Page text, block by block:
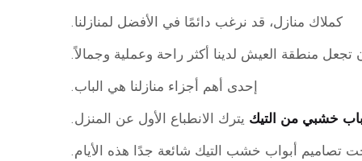
كملاك منازل، قد نرغب دائمًا في الأفضل لمنازلنا.
منطقة العيش لدينا أكثر راحة وعملية وجمالاً.
إحدى أهم أجزاء منازلنا هي الباب.
خشبي من التيك يترك الانطباع الأول عن المنزل.
تصاميم أبواب خشب التيك شائعة جدًا هذه الأيام.